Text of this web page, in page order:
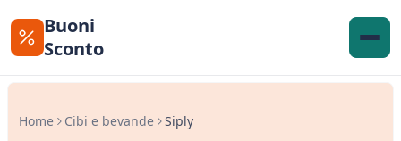
Buoni
Sconto
Home Cibi e bevande Siply